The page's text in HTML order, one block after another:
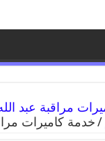
/خدمة كاميرات